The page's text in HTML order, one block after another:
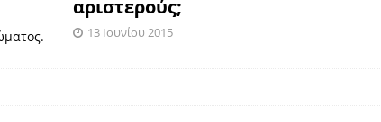
ΑΠΟΨΕΙΣ
παράταξης: Ο λαός θέλει, αλλά τα κόμματα της αντιπολίτευσης δεν
αριστερούς;
13 Ιουνίου 2015